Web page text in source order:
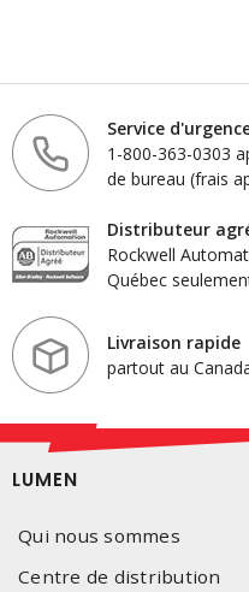
Service
1-800-363-0303
de bureau (frais
Distributeur
Rockwell
Québec
Livraison rapide
partout au
LUMEN
Qui nous sommes
Centre de distribution